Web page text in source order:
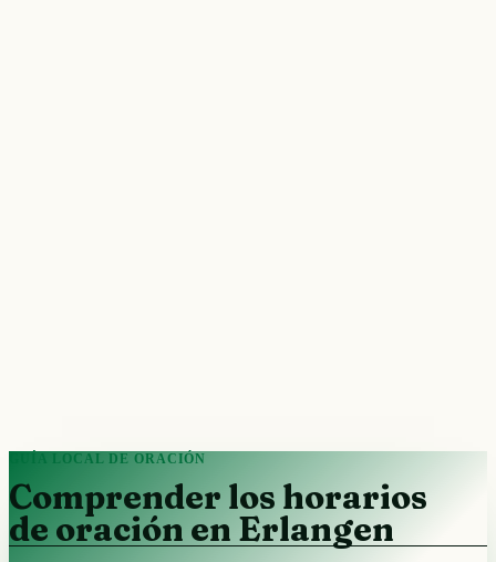
GUÍA LOCAL DE ORACIÓN
Comprender los horarios
de oración en Erlangen